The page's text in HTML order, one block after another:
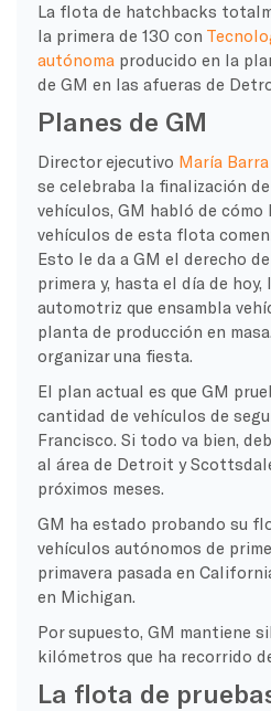
La flota de hatchbacks
la primera de 130 con
autónomaproducido en la
de GM en las afueras de
Planes de GM
Director ejecutivo María Barra
se celebraba la finalización
vehículos, GM habló de
vehículos de esta flota
Esto le da a GM el derecho
primera y, hasta el día de hoy,
automotriz que ensambla
planta de producción en
organizar una fiesta.
El plan actual es que GM
cantidad de vehículos de
Francisco. Si todo va bien,
al área de Detroit y
próximos meses.
GM ha estado probando su
vehículos autónomos de
primavera pasada en
en Michigan.
Por supuesto, GM mantiene
kilómetros que ha recorrido
La flota de